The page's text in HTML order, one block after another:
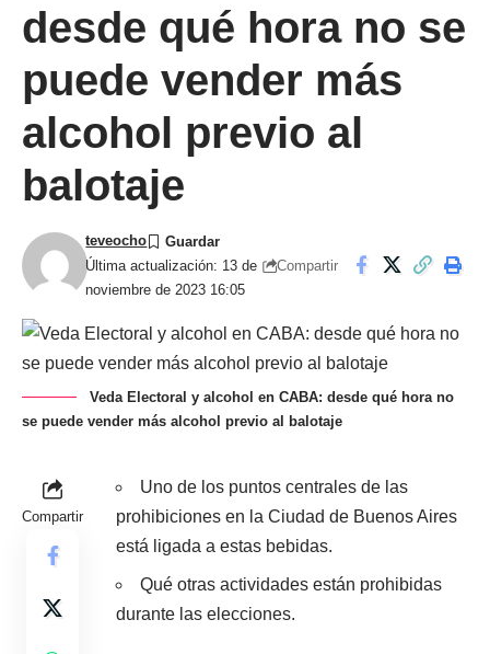
desde qué hora no se
puede vender más
alcohol previo al
balotaje
Última actualización: 13 de
noviembre de 2023 16:05
teveocho
Compartir
Veda Electoral y alcohol en CABA: desde qué hora no
se puede vender más alcohol previo al balotaje
Compartir
Uno de los puntos centrales de las
prohibiciones en la Ciudad de Buenos Aires
está ligada a estas bebidas.
Qué otras actividades están prohibidas
durante las elecciones.